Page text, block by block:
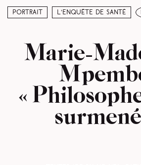
Portrait L’enquête de santé
Marie-
«